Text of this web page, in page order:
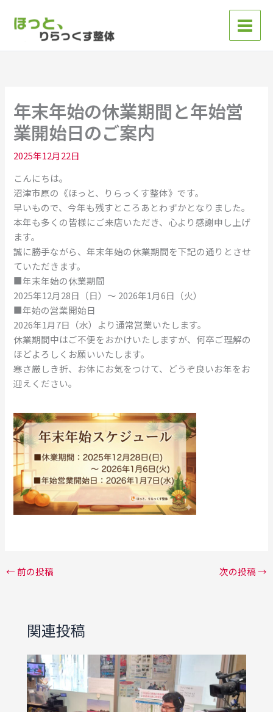
ス
年末年始の休業期間と年始営
業開始日のご案内
2025年12月22日
こんにちは。
沼津市原の《ほっと、りらっくす整体》です。
早いもので、今年も残すところあとわずかとなりました。
本年も多くの皆様にご来店いただき、心より感謝申し上げ
ます。
誠に勝手ながら、年末年始の休業期間を下記の通りとさせ
ていただきます。
■年末年始の休業期間
2025年12月28日（日）～ 2026年1月6日（火）
■年始の営業開始日
2026年1月7日（水）より通常営業いたします。
休業期間中はご不便をおかけいたしますが、何卒ご理解の
ほどよろしくお願いいたします。
寒さ厳しき折、お体にお気をつけて、どうぞ良いお年をお
迎えください。
← 前の投稿 次の投稿→
関連投稿